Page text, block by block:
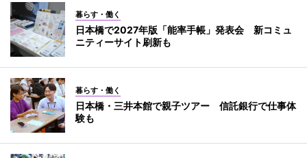
暮らす・働く
日本橋で2027年版「能率手帳」発表会 新コミュ
ニティーサイト刷新も
暮らす・働く
日本橋・三井本館で親子ツアー 信託銀行で仕事体
験も